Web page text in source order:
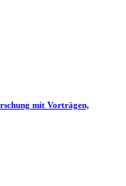
mit Vorträgen,